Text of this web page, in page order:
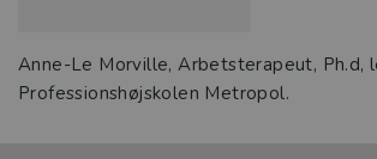
Anne-Le Morville, Arbetsterapeut, Ph.d,
Professionshøjskolen Metropol.